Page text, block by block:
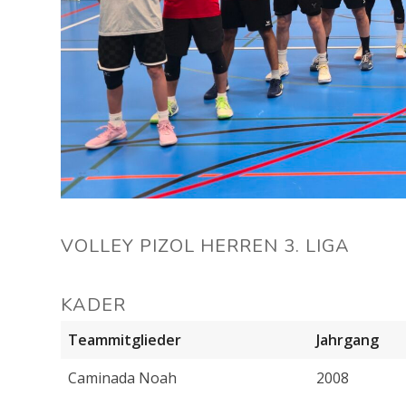
VOLLEY PIZOL HERREN 3. LIGA
KADER
Teammitglieder Jahrgang
Caminada Noah
2008